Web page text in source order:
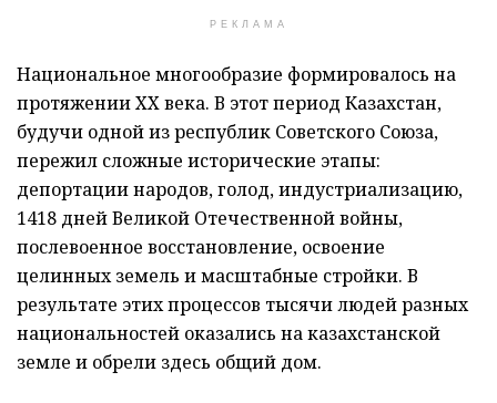
РЕКЛАМА
Национальное многообразие формировалось на
протяжении XX века. В этот период Казахстан,
будучи одной из республик Советского Союза,
пережил сложные исторические этапы:
депортации народов, голод, индустриализацию,
1418 дней Великой Отечественной войны,
послевоенное восстановление, освоение
целинных земель и масштабные стройки. В
результате этих процессов тысячи людей разных
национальностей оказались на казахстанской
земле и обрели здесь общий дом.